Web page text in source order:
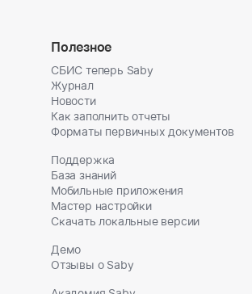
Полезное
СБИС теперь Saby
Журнал
Новости
Как заполнить отчеты
Форматы первичных документов
Поддержка
База знаний
Мобильные приложения
Мастер настройки
Скачать локальные версии
Демо
Отзывы о Saby